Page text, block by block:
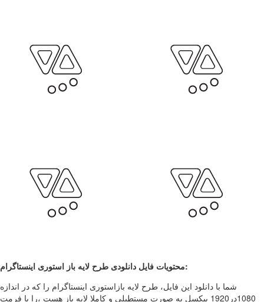
محتویات فایل دانلودی طرح لایه باز استوری اینستاگرام:
شما با دانلود این فایل، طرح لایه بازاستوری اینستاگرام را که در اندازه
1080در1920 پیکسل به صورت مستطیلی و کاملا لایه باز هست ،را با فرمت